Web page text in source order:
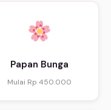
Papan Bunga
Mulai Rp 450.000